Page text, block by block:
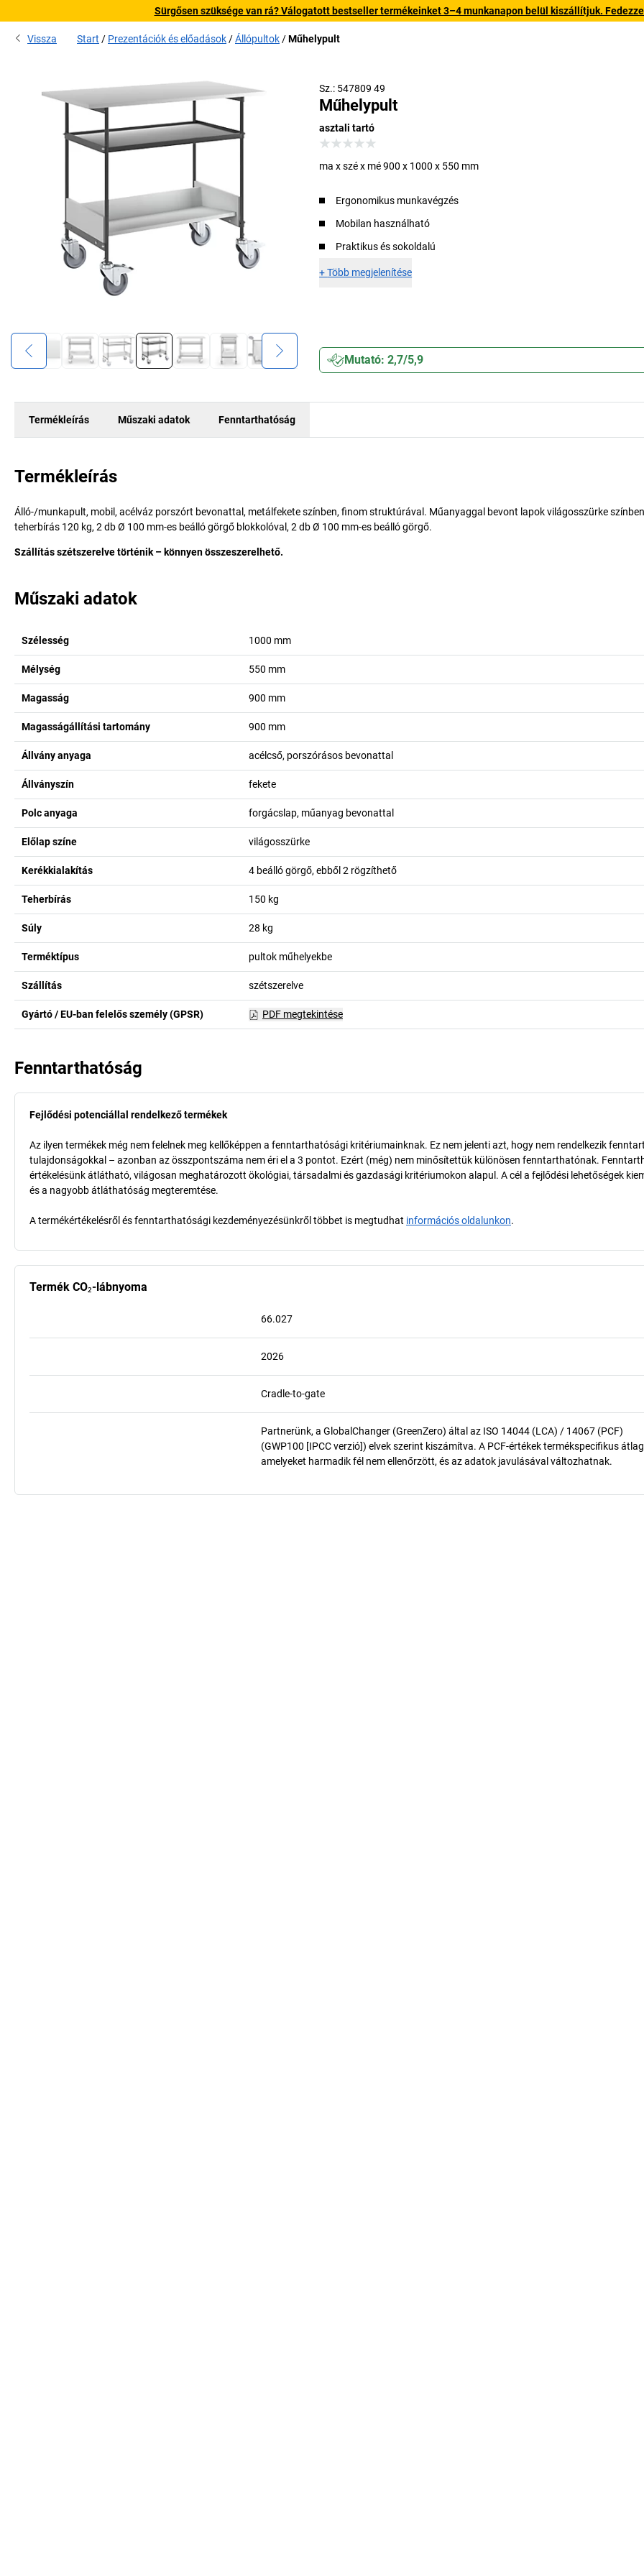
Sürgősen szüksége van rá? Válogatott bestseller termékeinket 3–4 munkanapon belül kiszállítjuk.
Vissza Start Prezentációk és előadások Állópultok Műhelypult
Sz.: 547809 49
Műhelypult
asztali tartó
ma x szé x mé 900 x 1000 x 550 mm
Ergonomikus munkavégzés
Mobilan használható
Praktikus és sokoldalú
+Több megjelenítése
Mutató: 2,7/5,9
Termékleírás Műszaki adatok Fenntarthatóság
Termékleírás
Álló-/munkapult, mobil, acélváz porszórt bevonattal, metálfekete színben, finom struktúrával. Műanyaggal bevont lapok világosszürke
teherbírás 120 kg, 2 db Ø 100 mm-es beálló görgő blokkolóval, 2 db Ø 100 mm-es beálló görgő.
Szállítás szétszerelve történik – könnyen összeszerelhető.
Műszaki adatok
Szélesség 1000 mm
Mélység 550 mm
Magasság 900 mm
Magasságállítási tartomány 900 mm
Állvány anyaga acélcső, porszórásos bevonattal
Állványszín fekete
Polc anyaga forgácslap, műanyag bevonattal
Előlap színe világosszürke
Kerékkialakítás 4 beálló görgő, ebből 2 rögzíthető
Teherbírás 150 kg
Súly 28 kg
Terméktípus pultok műhelyekbe
Szállítás szétszerelve
Gyártó / EU-ban felelős személy (GPSR) PDF megtekintése
Fenntarthatóság
Fejlődési potenciállal rendelkező termékek
Az ilyen termékek még nem felelnek meg kellőképpen a fenntarthatósági kritériumainknak. Ez nem jelenti azt, hogy nem rendelkezik
tulajdonságokkal – azonban az összpontszáma nem éri el a 3 pontot. Ezért (még) nem minősítettük különösen fenntarthatónak.
értékelésünk átlátható, világosan meghatározott ökológiai, társadalmi és gazdasági kritériumokon alapul. A cél a fejlődési lehetőségek
és a nagyobb átláthatóság megteremtése.
A termékértékelésről és fenntarthatósági kezdeményezésünkről többet is megtudhat információs oldalunkon.
Termék CO₂-lábnyoma
66.027
2026
Cradle-to-gate
Partnerünk, a GlobalChanger (GreenZero) által az ISO 14044 (LCA) / 14067 (PCF)
(GWP100 [IPCC verzió]) elvek szerint kiszámítva. A PCF-értékek termékspecifikus
amelyeket harmadik fél nem ellenőrzött, és az adatok javulásával változhatnak.